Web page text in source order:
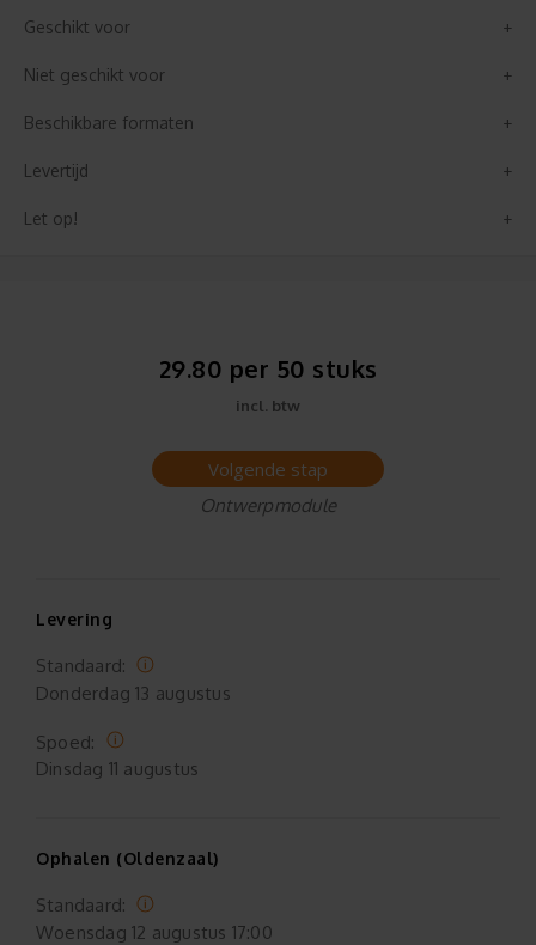
Geschikt voor
Niet geschikt voor
Beschikbare formaten
Levertijd
Let op!
29.80 per 50 stuks
incl. btw
Volgende stap
Ontwerpmodule
Levering
Standaard:
Donderdag 13 augustus
Spoed:
Dinsdag 11 augustus
Ophalen (Oldenzaal)
Standaard:
Woensdag 12 augustus 17:00